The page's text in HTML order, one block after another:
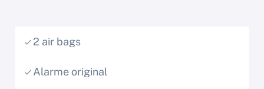
2 air bags
Alarme original